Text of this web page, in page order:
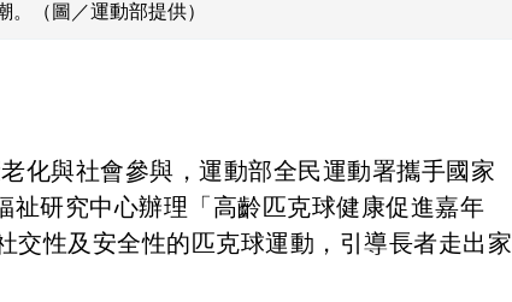
（圖／運動部提供）
化與社會參與，運動部全民運動署攜手國家
研究中心辦理「高齡匹克球健康促進嘉年
交性及安全性的匹克球運動，引導長者走出家